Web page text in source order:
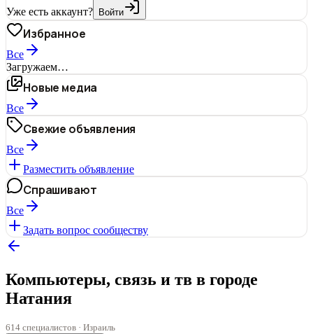
Уже есть аккаунт? Войти
Избранное
Все
Загружаем…
Новые медиа
Все
Свежие объявления
Все
Разместить объявление
Спрашивают
Все
Задать вопрос сообществу
Компьютеры, связь и тв в городе
Натания
614 специалистов · Израиль